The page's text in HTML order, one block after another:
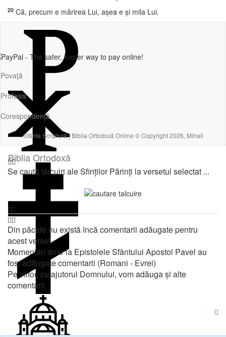
20 Că, precum e mărirea Lui, aşea e şi mila Lui.
Biblia Ortodoxă
Povață
Profasis
Corespondență
Sfânta Scriptură | Biblia Ortodoxă Online © Copyright 2026, Mihail
Se caută tâlcuiri ale Sfinților Părinți la versetul selectat ...
Din păcate nu există încă comentarii adăugate pentru
acest verset.
Momentan doar la Epistolele Sfântului Apostol Pavel au
fost adăugate comentarii (Romani - Evrei)
Pe viitor, cu ajutorul Domnului, vom adăuga și alte
comentarii.